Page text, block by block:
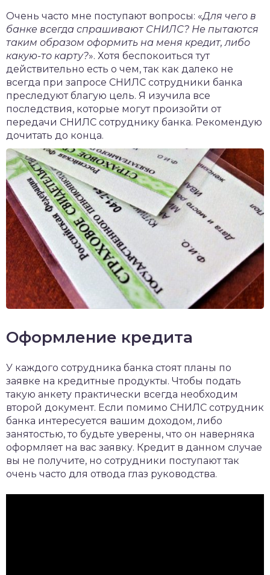
Очень часто мне поступают вопросы: «Для чего в
банке всегда спрашивают СНИЛС? Не пытаются
таким образом оформить на меня кредит, либо
какую-то карту?». Хотя беспокоиться тут
действительно есть о чем, так как далеко не
всегда при запросе СНИЛС сотрудники банка
преследуют благую цель. Я изучила все
последствия, которые могут произойти от
передачи СНИЛС сотруднику банка. Рекомендую
дочитать до конца.
Оформление кредита
У каждого сотрудника банка стоят планы по
заявке на кредитные продукты. Чтобы подать
такую анкету практически всегда необходим
второй документ. Если помимо СНИЛС сотрудник
банка интересуется вашим доходом, либо
занятостью, то будьте уверены, что он наверняка
оформляет на вас заявку. Кредит в данном случае
вы не получите, но сотрудники поступают так
очень часто для отвода глаз руководства.
и уход